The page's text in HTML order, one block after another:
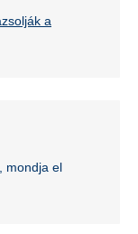
a
mondja el